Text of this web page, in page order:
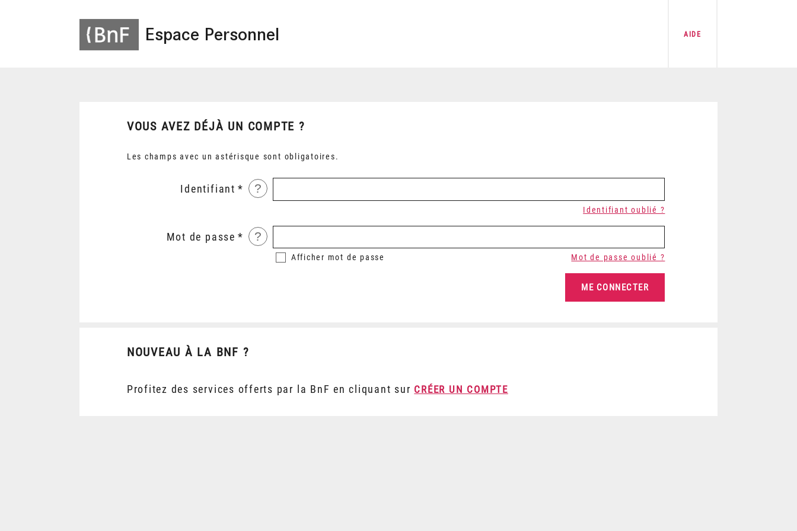
Espace Personnel AIDE
VOUS AVEZ DÉJÀ UN COMPTE ?
Les champs avec un astérisque sont obligatoires.
Identifiant ?
Identifiant oublié ?
Mot de passe ?
Afficher mot de passe Mot de passe oublié ?
NOUVEAU À LA BNF ?
Profitez des services offerts par la BnF en cliquant sur CRÉER UN COMPTE